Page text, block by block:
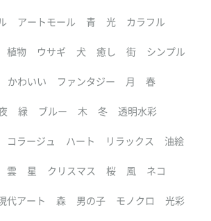
アートモール 青 光 カラフル
植物 ウサギ 犬 癒し 街 シンプル
かわいい ファンタジー 月 春
緑 ブルー 木 冬 透明水彩
コラージュ ハート リラックス 油絵
雲 星 クリスマス 桜 風 ネコ
代アート 森 男の子 モノクロ 光彩